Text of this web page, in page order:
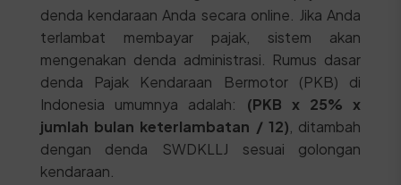
denda kendaraan Anda secara online. Jika Anda
terlambat membayar pajak, sistem akan
mengenakan denda administrasi. Rumus dasar
denda Pajak Kendaraan Bermotor (PKB) di
Indonesia umumnya adalah: (PKB x 25% x
jumlah bulan keterlambatan / 12) , ditambah
dengan denda SWDKLLJ sesuai golongan
kendaraan.